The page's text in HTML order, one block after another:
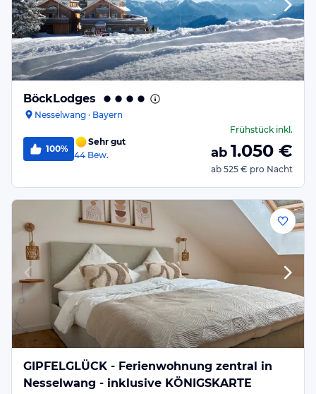
BöckLodges
Nesselwang · Bayern
100%
Sehr gut
44 Bew.
Frühstückinkl.
ab 1.050 €
ab 525 € pro Nacht
GIPFELGLÜCK - Ferienwohnung zentral in
Nesselwang - inklusive KÖNIGSKARTE